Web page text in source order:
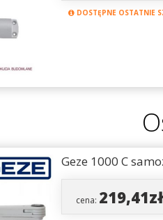
DOSTĘPNE OSTATNIE
Geze 1000 C
cena: 219,41zł